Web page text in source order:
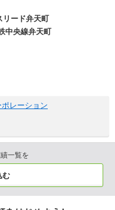
リード弁天町
中央線弁天町
レーション
一覧を
む